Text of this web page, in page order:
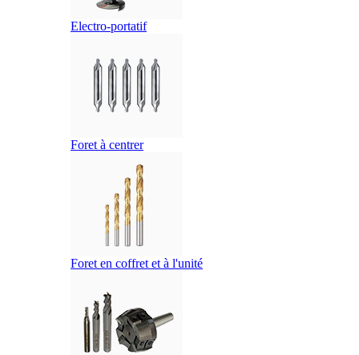
Electro-portatif
Foret à centrer
Foret en coffret et à l'unité